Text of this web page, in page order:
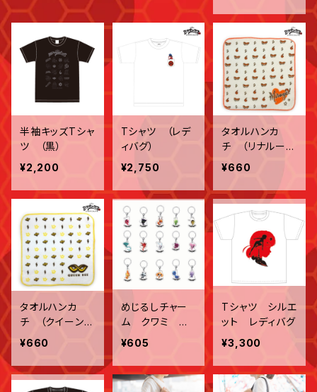
半袖キッズTシャ
ツ （黒）
¥2,200
Tシャツ （レデ
ィバグ）
¥2,750
タオルハンカ
チ （リナルージ
ュ）
¥660
タオルハンカ
チ （クイーンビ
ー）
¥660
めじるしチャー
ム クワミ ラ
ンダム全15種
¥605
Tシャツ シルエ
ット レディバグ
¥3,300